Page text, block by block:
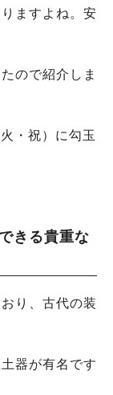
ますよね。安
ので紹介しま
・祝）に勾玉
きる貴重な
り、古代の装
器が有名です